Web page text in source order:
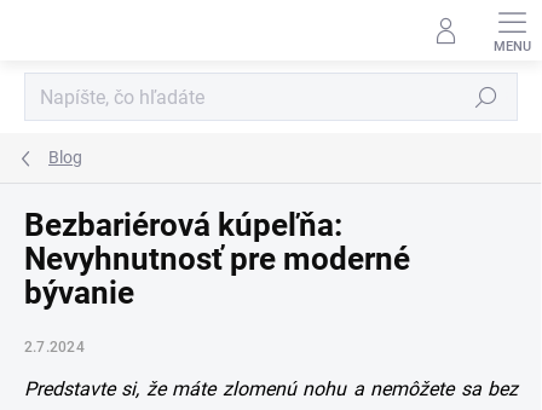
Hľadať
Blog
Bezbariérová kúpeľňa:
Nevyhnutnosť pre moderné
bývanie
2.7.2024
Predstavte si, že máte zlomenú nohu a nemôžete sa bez